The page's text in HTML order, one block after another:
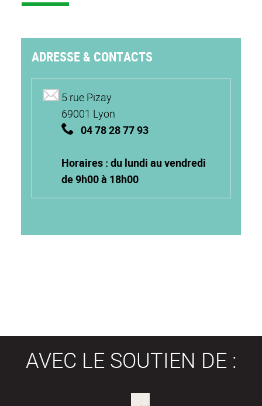
ADRESSE & CONTACTS
5 rue Pizay
69001 Lyon
04 78 28 77 93
Horaires : du lundi au vendredi
de 9h00 à 18h00
AVEC LE SOUTIEN DE :